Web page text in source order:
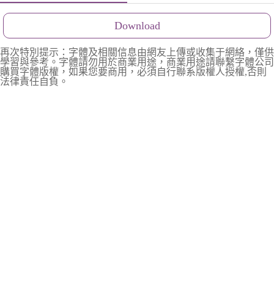
Download
再次特別提示：字體及相關信息由網友上傳或收集于網絡，僅供
學習與參考。字體請勿用於商業用途，商業用途請聯繫字體公司
購買字體版權，如果您要商用，必須自行聯系版權人授權,否則
法律責任自負。